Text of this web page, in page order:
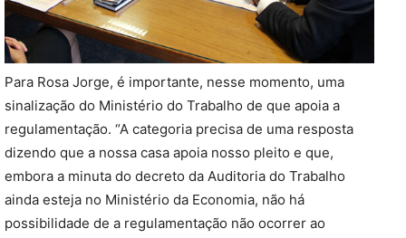
Para Rosa Jorge, é importante, nesse momento, uma
sinalização do Ministério do Trabalho de que apoia a
regulamentação. “A categoria precisa de uma resposta
dizendo que a nossa casa apoia nosso pleito e que,
embora a minuta do decreto da Auditoria do Trabalho
ainda esteja no Ministério da Economia, não há
possibilidade de a regulamentação não ocorrer ao